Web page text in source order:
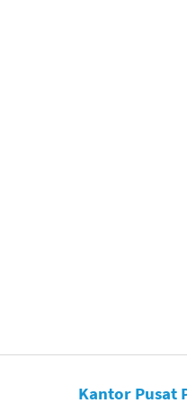
Kantor Pusat